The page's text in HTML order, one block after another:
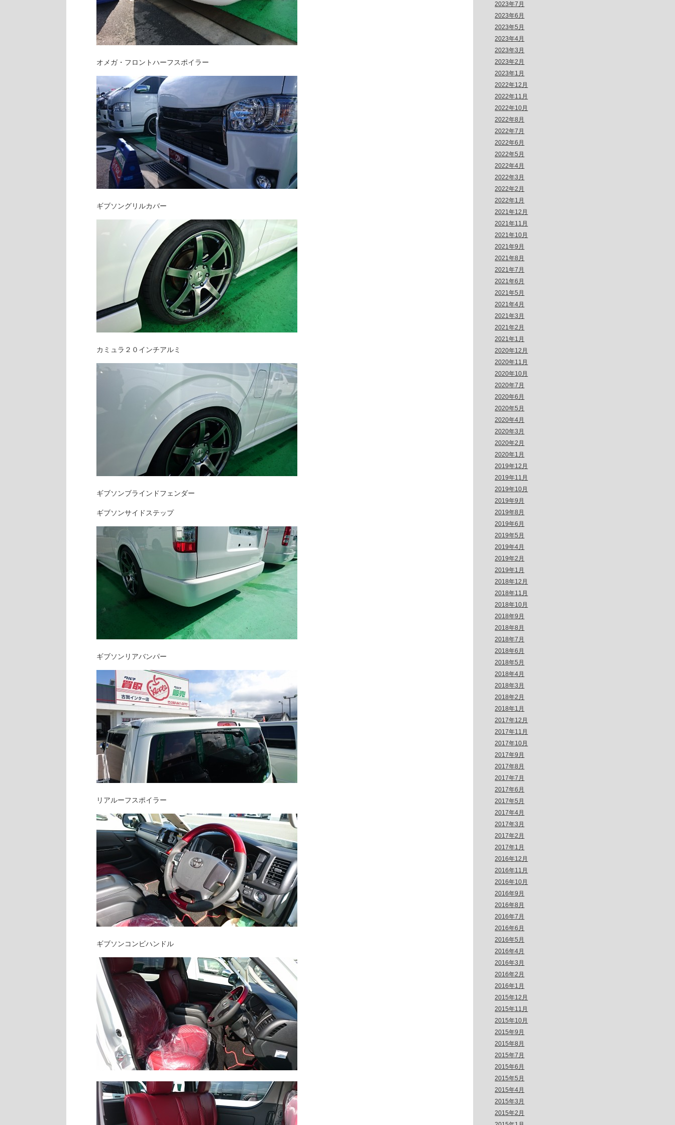
オメガ・フロントハーフスポイラー
ギブソングリルカバー
カミュラ２０インチアルミ
ギブソンブラインドフェンダー
ギブソンサイドステップ
ギブソンリアバンパー
リアルーフスポイラー
ギブソンコンビハンドル
2023年7月
2023年6月
2023年5月
2023年4月
2023年3月
2023年2月
2023年1月
2022年12月
2022年11月
2022年10月
2022年8月
2022年7月
2022年6月
2022年5月
2022年4月
2022年3月
2022年2月
2022年1月
2021年12月
2021年11月
2021年10月
2021年9月
2021年8月
2021年7月
2021年6月
2021年5月
2021年4月
2021年3月
2021年2月
2021年1月
2020年12月
2020年11月
2020年10月
2020年7月
2020年6月
2020年5月
2020年4月
2020年3月
2020年2月
2020年1月
2019年12月
2019年11月
2019年10月
2019年9月
2019年8月
2019年6月
2019年5月
2019年4月
2019年2月
2019年1月
2018年12月
2018年11月
2018年10月
2018年9月
2018年8月
2018年7月
2018年6月
2018年5月
2018年4月
2018年3月
2018年2月
2018年1月
2017年12月
2017年11月
2017年10月
2017年9月
2017年8月
2017年7月
2017年6月
2017年5月
2017年4月
2017年3月
2017年2月
2017年1月
2016年12月
2016年11月
2016年10月
2016年9月
2016年8月
2016年7月
2016年6月
2016年5月
2016年4月
2016年3月
2016年2月
2016年1月
2015年12月
2015年11月
2015年10月
2015年9月
2015年8月
2015年7月
2015年6月
2015年5月
2015年4月
2015年3月
2015年2月